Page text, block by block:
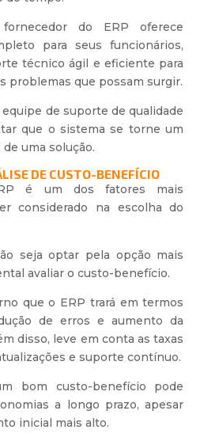
do ERP oferece
para seus funcionários,
técnico ágil e eficiente para
problemas que possam surgir.
equipe de suporte de qualidade
que o sistema se torne um
uma solução.
DE CUSTO-BENEFÍCIO
é um dos fatores mais
considerado na escolha do
seja optar pela opção mais
avaliar o custo-benefício.
que o ERP trará em termos
de erros e aumento da
disso, leve em conta as taxas
e suporte contínuo.
bom custo-benefício pode
a longo prazo, apesar
inicial mais alto.